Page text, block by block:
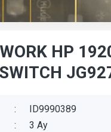
HP
:
ID9990389
: 3 Ay